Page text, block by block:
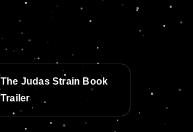
The Judas Strain Book
Trailer